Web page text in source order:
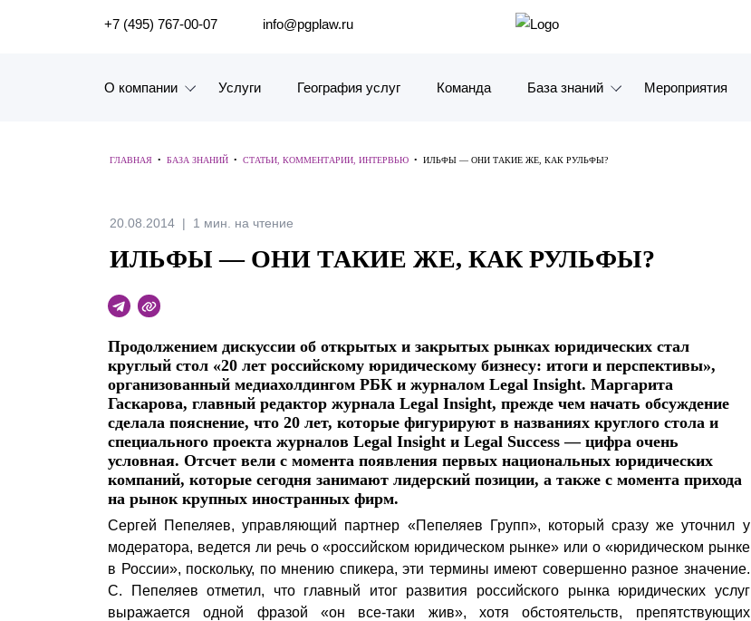
ПОИСК ПО САЙТУ
+7 (495) 767-00-07 info@pgplaw.ru
О компании
Наш опыт
Рейтинги, Награды, Цифры
Новости
Карьера
История компании
Почему «Пепеляев Групп»?
Обращение Управляющего
Социальная
ответственность
Услуги География услуг Команда База знаний
Видео
Журналы
Антикризисный инфопортал
Презентации экспертов
Брошюры
Мероприятия
ГЛАВНАЯ • БАЗА ЗНАНИЙ • СТАТЬИ, КОММЕНТАРИИ, ИНТЕРВЬЮ • ИЛЬФЫ — ОНИ ТАКИЕ ЖЕ, КАК РУЛЬФЫ?
20.08.2014 1 мин. на чтение
ИЛЬФЫ — ОНИ ТАКИЕ ЖЕ, КАК РУЛЬФЫ?
Продолжением дискуссии об открытых и закрытых рынках юридических стал
круглый стол «20 лет российскому юридическому бизнесу: итоги и перспективы»,
организованный медиахолдингом РБК и журналом Legal Insight. Маргарита
Гаскарова, главный редактор журнала Legal Insight, прежде чем начать обсуждение
сделала пояснение, что 20 лет, которые фигурируют в названиях круглого стола и
специального проекта журналов Legal Insight и Legal Success — цифра очень
условная. Отсчет вели с момента появления первых национальных юридических
компаний, которые сегодня занимают лидерский позиции, а также с момента прихода
на рынок крупных иностранных фирм.
Сергей Пепеляев, управляющий партнер «Пепеляев Групп», который сразу же уточнил у
модератора, ведется ли речь о «российском юридическом рынке» или о «юридическом рынке
в России», поскольку, по мнению спикера, эти термины имеют совершенно разное значение.
С. Пепеляев отметил, что главный итог развития российского рынка юридических услуг
выражается одной фразой «он все-таки жив», хотя обстоятельств, препятствующих